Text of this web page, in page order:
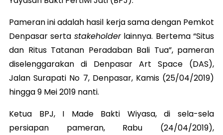
Pameran ini adalah hasil kerja sama dengan Pemkot
Denpasar serta stakeholderlainnya. Bertema “Situs
dan Ritus Tatanan Peradaban Bali Tua”, pameran
diselenggarakan di Denpasar Art Space (DAS),
Jalan Surapati No 7, Denpasar, Kamis (25/04/2019)
hingga 9 Mei 2019 nanti.
Ketua BPJ, I Made Bakti Wiyasa, di sela-sela
persiapan pameran, Rabu (24/04/2019),